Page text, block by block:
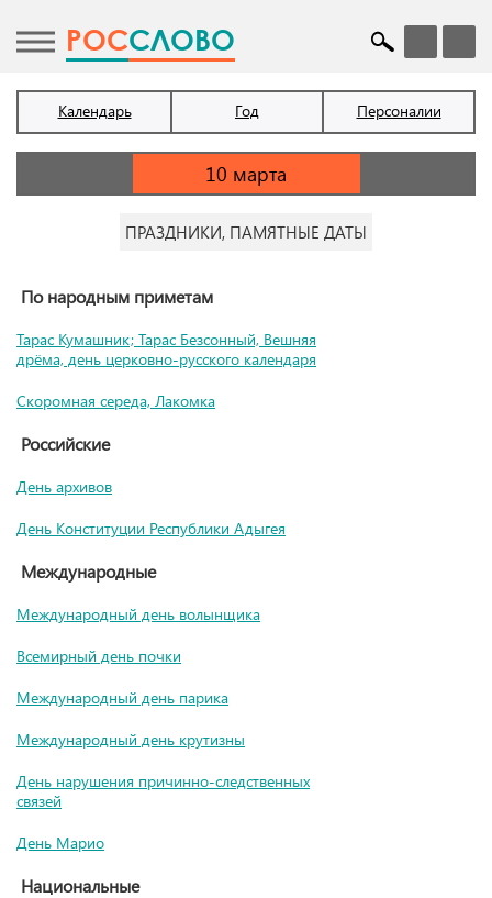
POCСЛОВО
Календарь Год Персоналии
ПРАЗДНИКИ, ПАМЯТНЫЕ ДАТЫ
По народным приметам
Тарас Кумашник; Тарас Безсонный, Вешняя
дрёма, день церковно-русского календаря
Скоромная середа, Лакомка
Российские
День архивов
День Конституции Республики Адыгея
Международные
Международный день волынщика
Всемирный день почки
Международный день парика
Международный день крутизны
День нарушения причинно-следственных
связей
День Марио
Национальные